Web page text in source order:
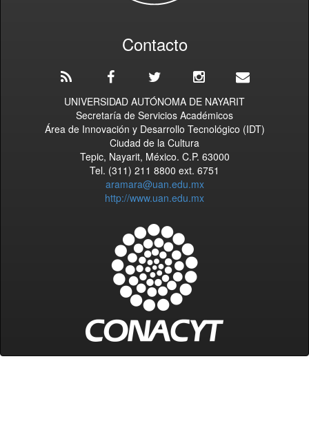
Contacto
UNIVERSIDAD AUTÓNOMA DE NAYARIT
Secretaría de Servicios Académicos
Área de Innovación y Desarrollo Tecnológico (IDT)
Ciudad de la Cultura
Tepic, Nayarit, México. C.P. 63000
Tel. (311) 211 8800 ext. 6751
aramara@uan.edu.mx
http://www.uan.edu.mx